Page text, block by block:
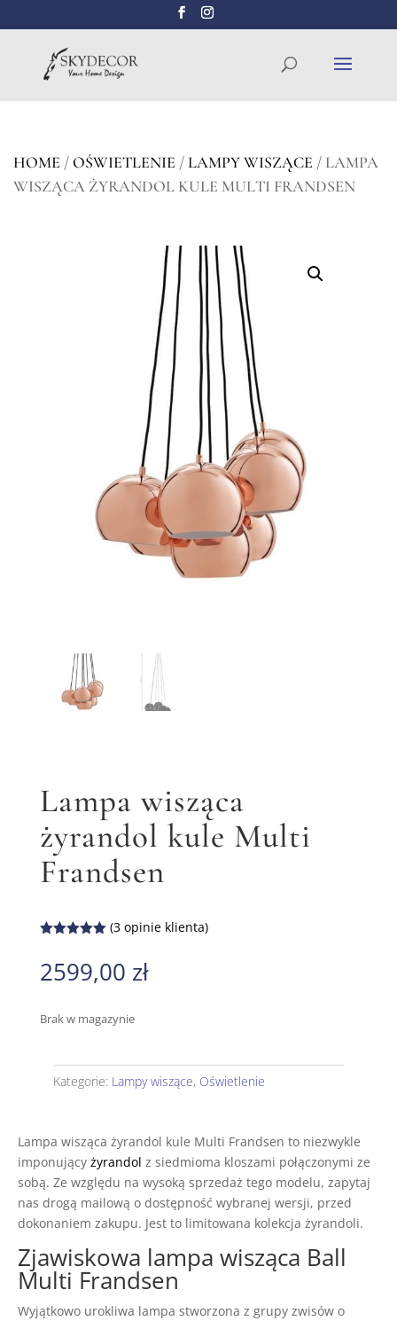
HOME /OŚWIETLENIE /LAMPY WISZĄCE / LAMPA
WISZĄCA ŻYRANDOL KULE MULTI FRANDSEN
Lampa wisząca
żyrandol kule Multi
Frandsen
na
podstawie
(3 opinie klienta)
2599,00 zł
Brak w magazynie
Kategorie: Lampy wiszące, Oświetlenie
Lampa wisząca żyrandol kule Multi Frandsen to niezwykle
imponujący żyrandol z siedmioma kloszami połączonymi ze
sobą. Ze względu na wysoką sprzedaż tego modelu, zapytaj
nas drogą mailową o dostępność wybranej wersji, przed
dokonaniem zakupu. Jest to limitowana kolekcja żyrandoli.
Zjawiskowa lampa wisząca Ball
Multi Frandsen
Wyjątkowo urokliwa lampa stworzona z grupy zwisów o